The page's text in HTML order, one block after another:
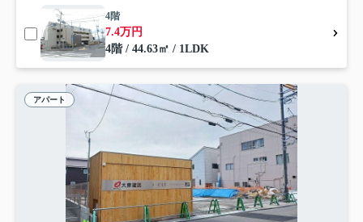
4階
7.4万円
4階 / 44.63㎡ / 1LDK
アパート